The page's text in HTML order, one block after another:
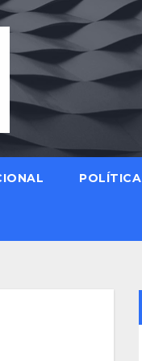
POLÍTICA